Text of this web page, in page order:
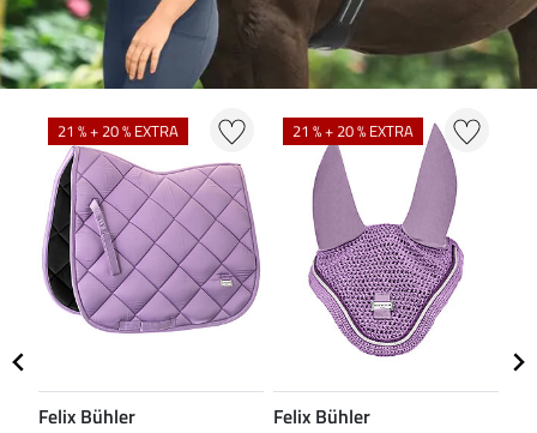
21 % + 20 % EXTRA
Felix Bühler
21 % + 20 % EXTRA
Felix Bühler